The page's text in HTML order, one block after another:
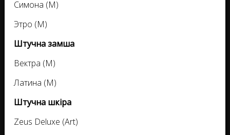
Симона (M)
Этро (M)
Штучна замша
Вектра (M)
Латина (M)
Штучна шкіра
Zeus Deluxe (Art)